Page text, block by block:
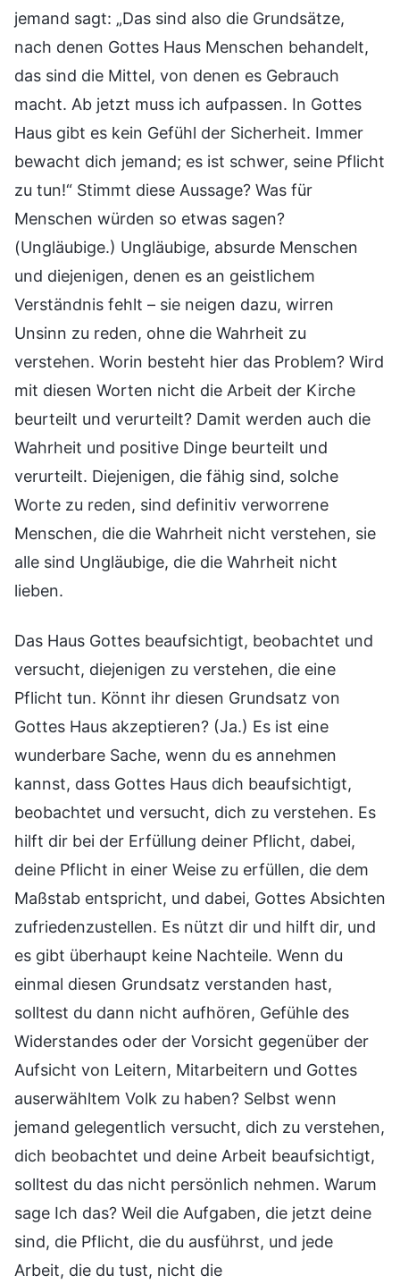
jemand sagt: „Das sind also die Grundsätze,
nach denen Gottes Haus Menschen behandelt,
das sind die Mittel, von denen es Gebrauch
macht. Ab jetzt muss ich aufpassen. In Gottes
Haus gibt es kein Gefühl der Sicherheit. Immer
bewacht dich jemand; es ist schwer, seine Pflicht
zu tun!“ Stimmt diese Aussage? Was für
Menschen würden so etwas sagen?
(Ungläubige.) Ungläubige, absurde Menschen
und diejenigen, denen es an geistlichem
Verständnis fehlt – sie neigen dazu, wirren
Unsinn zu reden, ohne die Wahrheit zu
verstehen. Worin besteht hier das Problem? Wird
mit diesen Worten nicht die Arbeit der Kirche
beurteilt und verurteilt? Damit werden auch die
Wahrheit und positive Dinge beurteilt und
verurteilt. Diejenigen, die fähig sind, solche
Worte zu reden, sind definitiv verworrene
Menschen, die die Wahrheit nicht verstehen, sie
alle sind Ungläubige, die die Wahrheit nicht
lieben.
Das Haus Gottes beaufsichtigt, beobachtet und
versucht, diejenigen zu verstehen, die eine
Pflicht tun. Könnt ihr diesen Grundsatz von
Gottes Haus akzeptieren? (Ja.) Es ist eine
wunderbare Sache, wenn du es annehmen
kannst, dass Gottes Haus dich beaufsichtigt,
beobachtet und versucht, dich zu verstehen. Es
hilft dir bei der Erfüllung deiner Pflicht, dabei,
deine Pflicht in einer Weise zu erfüllen, die dem
Maßstab entspricht, und dabei, Gottes Absichten
zufriedenzustellen. Es nützt dir und hilft dir, und
es gibt überhaupt keine Nachteile. Wenn du
einmal diesen Grundsatz verstanden hast,
solltest du dann nicht aufhören, Gefühle des
Widerstandes oder der Vorsicht gegenüber der
Aufsicht von Leitern, Mitarbeitern und Gottes
auserwähltem Volk zu haben? Selbst wenn
jemand gelegentlich versucht, dich zu verstehen,
dich beobachtet und deine Arbeit beaufsichtigt,
solltest du das nicht persönlich nehmen. Warum
sage Ich das? Weil die Aufgaben, die jetzt deine
sind, die Pflicht, die du ausführst, und jede
Arbeit, die du tust, nicht die